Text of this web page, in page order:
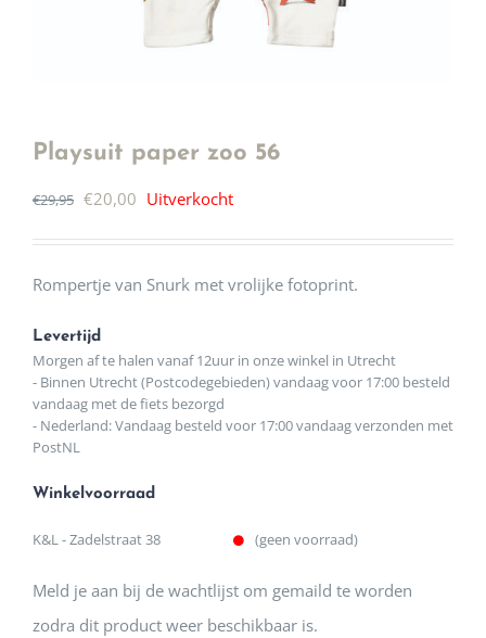
Playsuit paper zoo 56
€29,95 Oorspronkelijke
€29,95.
€20,00 Huidige
Uitverkocht
Rompertje van Snurk met vrolijke fotoprint.
Levertijd
Morgen af te halen vanaf 12uur in onze winkel in Utrecht
- Binnen Utrecht (Postcodegebieden) vandaag voor 17:00 besteld
vandaag met de fiets bezorgd
- Nederland: Vandaag besteld voor 17:00 vandaag verzonden met
PostNL
Winkelvoorraad
K&L - Zadelstraat 38 (geen voorraad)
Meld je aan bij de wachtlijst om gemaild te worden
zodra dit product weer beschikbaar is.